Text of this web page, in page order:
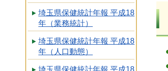
埼玉県保健統計年報 平成18
年（業務統計）
埼玉県保健統計年報 平成18
年（人口動態）
埼玉県保健統計年報 平成18